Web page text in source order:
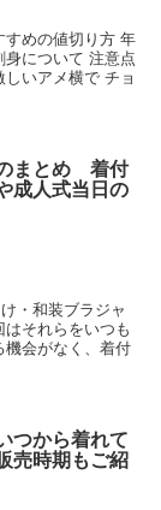
すめの値切り方 年
について 注意点
いアメ横で チョ
まとめ 着付
成人式当日の
・和装ブラジャ
はそれらをいつも
機会がなく、着付
つから着れて
売時期もご紹